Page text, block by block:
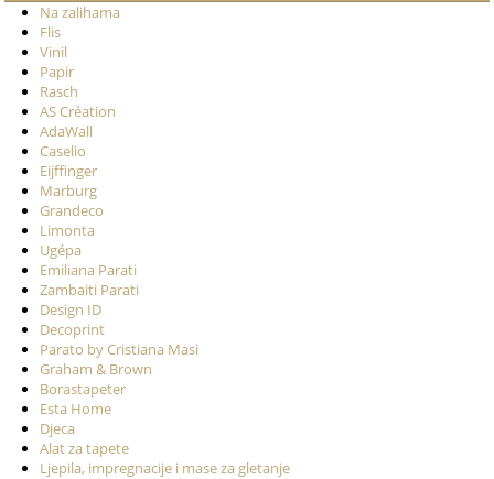
Na zalihama
Flis
Vinil
Papir
Rasch
AS Création
AdaWall
Caselio
Eijffinger
Marburg
Grandeco
Limonta
Ugépa
Emiliana Parati
Zambaiti Parati
Design ID
Decoprint
Parato by Cristiana Masi
Graham & Brown
Borastapeter
Esta Home
Djeca
Alat za tapete
Ljepila, impregnacije i mase za gletanje